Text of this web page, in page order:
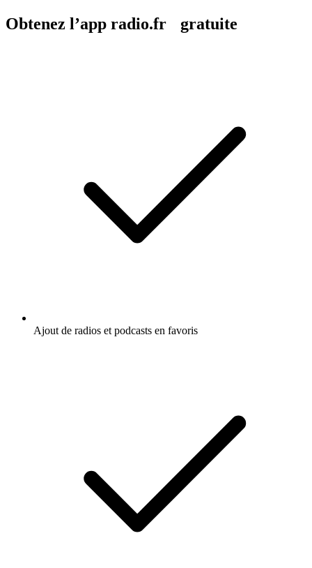
Obtenez l’app radio.fr gratuite
Ajout de radios et podcasts en favoris